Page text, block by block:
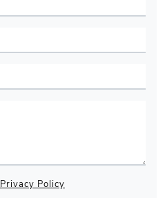
Privacy Policy